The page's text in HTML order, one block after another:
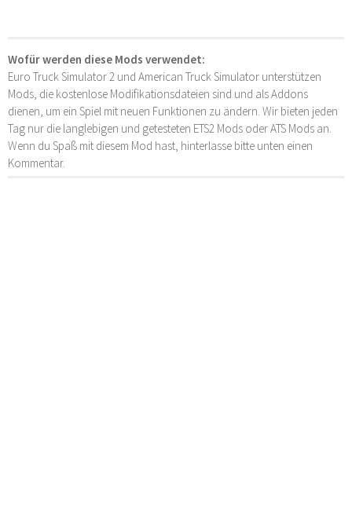
Wofür werden diese Mods verwendet:
Euro Truck Simulator 2 und American Truck Simulator unterstützen
Mods, die kostenlose Modifikationsdateien sind und als Addons
dienen, um ein Spiel mit neuen Funktionen zu ändern. Wir bieten jeden
Tag nur die langlebigen und getesteten ETS2 Mods oder ATS Mods an.
Wenn du Spaß mit diesem Mod hast, hinterlasse bitte unten einen
Kommentar.